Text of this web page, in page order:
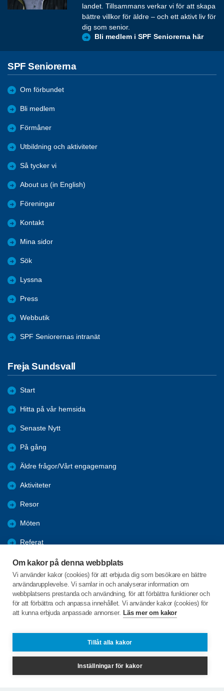
Om kakor på denna webbplats
Vi använder kakor (cookies) för att erbjuda dig som besökare en bättre
användarupplevelse. Vi samlar in och analyserar information om
webbplatsens prestanda och användning, för att förbättra funktioner och
för att förbättra och anpassa innehållet. Vi använder kakor (cookies) för
att kunna erbjuda anpassade annonser. Läs mer om kakor
Tillåt alla kakor
Inställningar för kakor
landet. Tillsammans verkar vi för att skapa
bättre villkor för äldre – och ett aktivt liv för
dig som senior.
Bli medlem i SPF Seniorerna här
SPF Seniorerna
Om förbundet
Bli medlem
Förmåner
Utbildning och aktiviteter
Så tycker vi
About us (in English)
Föreningar
Kontakt
Mina sidor
Sök
Lyssna
Press
Webbutik
SPF Seniorernas intranät
Freja Sundsvall
Start
Hitta på vår hemsida
Senaste Nytt
På gång
Äldre frågor/Vårt engagemang
Aktiviteter
Resor
Möten
Referat
Om föreningen
Kontakta oss
Bli medlem
852 32 Sundsvall
frejasundsvall@spfseniorerna.se